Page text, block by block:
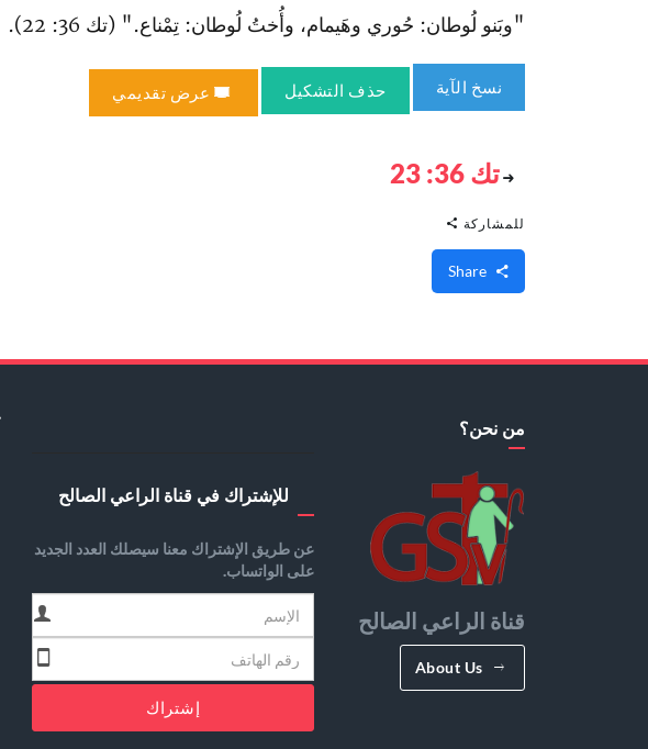
"وبَنو لُوطان: حُوري وهَيمام، وأُختُ لُوطان: تِمْناع." (تك 36: 22).
نسخ الآية حذف التشكيل عرض تقديمي
تك 36: 23
للمشاركة
من نحن؟
قناة الراعي الصالح
About Us
للإشتراك في قناة الراعي الصالح
عن طريق الإشتراك معنا سيصلك العدد الجديد
على الواتساب.
إشتراك